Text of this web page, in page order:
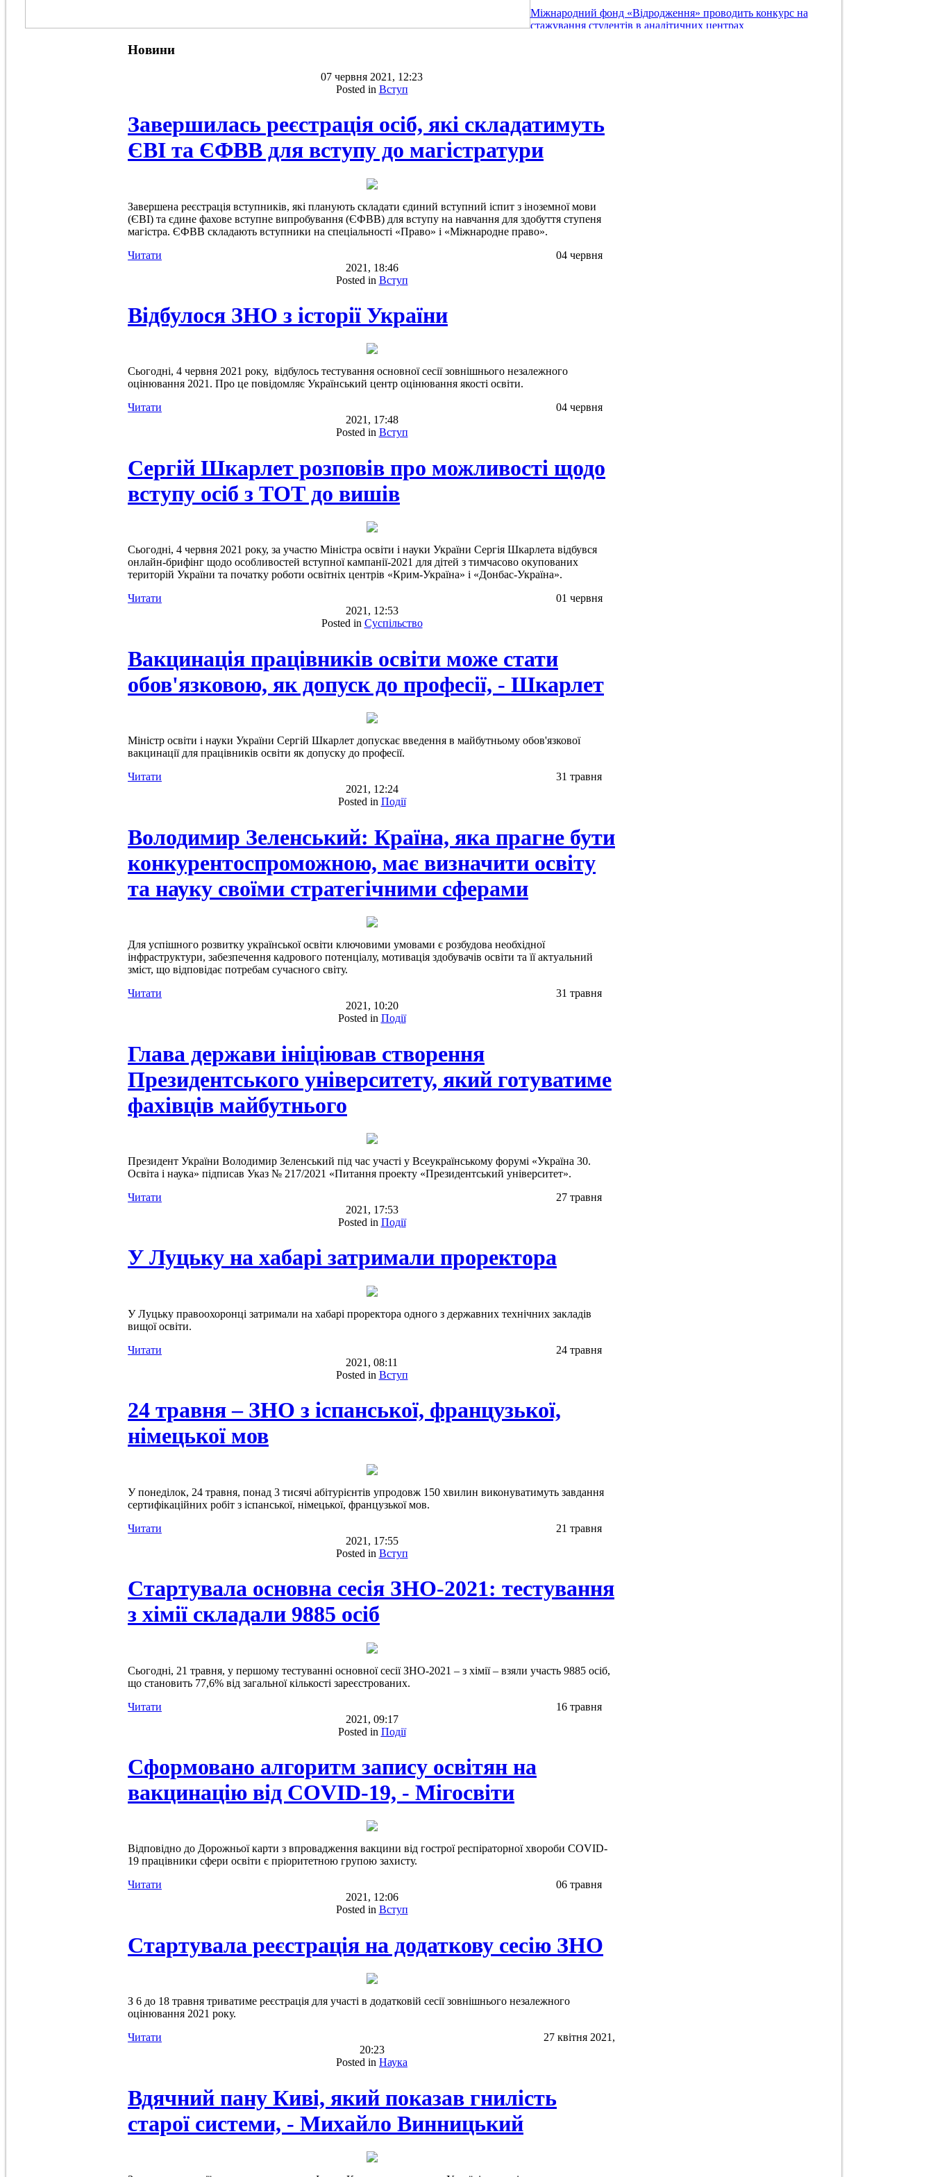
Міжнародний фонд «Відродження» проводить конкурс на
стажування студентів в аналітичних центрах
Новини
07 червня 2021, 12:23
Posted in Вступ
Завершилась реєстрація осіб, які складатимуть
ЄВІ та ЄФВВ для вступу до магістратури
Завершена реєстрація вступників, які планують складати єдиний вступний іспит з іноземної мови
(ЄВІ) та єдине фахове вступне випробування (ЄФВВ) для вступу на навчання для здобуття ступеня
магістра. ЄФВВ складають вступники на спеціальності «Право» і «Міжнародне право».
Читати
04 червня
2021, 18:46
Posted in Вступ
Відбулося ЗНО з історії України
Сьогодні, 4 червня 2021 року, відбулось тестування основної сесії зовнішнього незалежного
оцінювання 2021. Про це повідомляє Український центр оцінювання якості освіти.
Читати
04 червня
2021, 17:48
Posted in Вступ
Сергій Шкарлет розповів про можливості щодо
вступу осіб з ТОТ до вишів
Сьогодні, 4 червня 2021 року, за участю Міністра освіти і науки України Сергія Шкарлета відбувся
онлайн-брифінг щодо особливостей вступної кампанії-2021 для дітей з тимчасово окупованих
територій України та початку роботи освітніх центрів «Крим-Україна» і «Донбас-Україна».
Читати
01 червня
2021, 12:53
Posted in Суспільство
Вакцинація працівників освіти може стати
обов'язковою, як допуск до професії, - Шкарлет
Міністр освіти і науки України Сергій Шкарлет допускає введення в майбутньому обов'язкової
вакцинації для працівників освіти як допуску до професії.
Читати
31 травня
2021, 12:24
Posted in Події
Володимир Зеленський: Країна, яка прагне бути
конкурентоспроможною, має визначити освіту
та науку своїми стратегічними сферами
Для успішного розвитку української освіти ключовими умовами є розбудова необхідної
інфраструктури, забезпечення кадрового потенціалу, мотивація здобувачів освіти та її актуальний
зміст, що відповідає потребам сучасного світу.
Читати
31 травня
2021, 10:20
Posted in Події
Глава держави ініціював створення
Президентського університету, який готуватиме
фахівців майбутнього
Президент України Володимир Зеленський під час участі у Всеукраїнському форумі «Україна 30.
Освіта і наука» підписав Указ № 217/2021 «Питання проекту «Президентський університет».
Читати
27 травня
2021, 17:53
Posted in Події
У Луцьку на хабарі затримали проректора
У Луцьку правоохоронці затримали на хабарі проректора одного з державних технічних закладів
вищої освіти.
Читати
24 травня
2021, 08:11
Posted in Вступ
24 травня – ЗНО з іспанської, французької,
німецької мов
У понеділок, 24 травня, понад 3 тисячі абітурієнтів упродовж 150 хвилин виконуватимуть завдання
сертифікаційних робіт з іспанської, німецької, французької мов.
Читати
21 травня
2021, 17:55
Posted in Вступ
Стартувала основна сесія ЗНО-2021: тестування
з хімії складали 9885 осіб
Сьогодні, 21 травня, у першому тестуванні основної сесії ЗНО-2021 – з хімії – взяли участь 9885 осіб,
що становить 77,6% від загальної кількості зареєстрованих.
Читати
16 травня
2021, 09:17
Posted in Події
Сформовано алгоритм запису освітян на
вакцинацію від COVID-19, - Мігосвіти
Відповідно до Дорожньої карти з впровадження вакцини від гострої респіраторної хвороби COVID-
19 працівники сфери освіти є пріоритетною групою захисту.
Читати
06 травня
2021, 12:06
Posted in Вступ
Стартувала реєстрація на додаткову сесію ЗНО
З 6 до 18 травня триватиме реєстрація для участі в додатковій сесії зовнішнього незалежного
оцінювання 2021 року.
Читати
27 квітня 2021,
20:23
Posted in Наука
Вдячний пану Киві, який показав гнилість
старої системи, - Михайло Винницький